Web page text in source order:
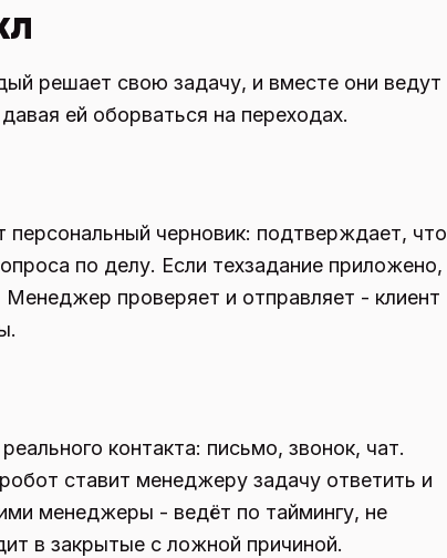
решает свою задачу, и вместе они ведут
ей оборваться на переходах.
персональный черновик: подтверждает, что
по делу. Если техзадание приложено,
проверяет и отправляет - клиент
контакта: письмо, звонок, чат.
ставит менеджеру задачу ответить и
менеджеры - ведёт по таймингу, не
в закрытые с ложной причиной.